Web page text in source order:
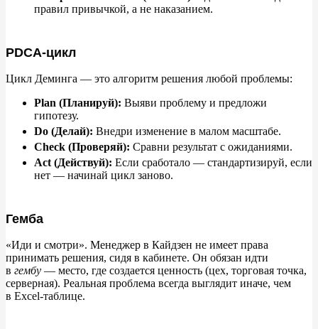
правил привычкой, а не наказанием.
PDCA-цикл
Цикл Деминга — это алгоритм решения любой проблемы:
Plan (Планируй): Выяви проблему и предложи
гипотезу.
Do (Делай): Внедри изменение в малом масштабе.
Check (Проверяй): Сравни результат с ожиданиями.
Act (Действуй): Если сработало — стандартизируй, если
нет — начинай цикл заново.
Гемба
«Иди и смотри». Менеджер в Кайдзен не имеет права
принимать решения, сидя в кабинете. Он обязан идти
в гембу — место, где создается ценность (цех, торговая точка,
серверная). Реальная проблема всегда выглядит иначе, чем
в Excel-таблице.